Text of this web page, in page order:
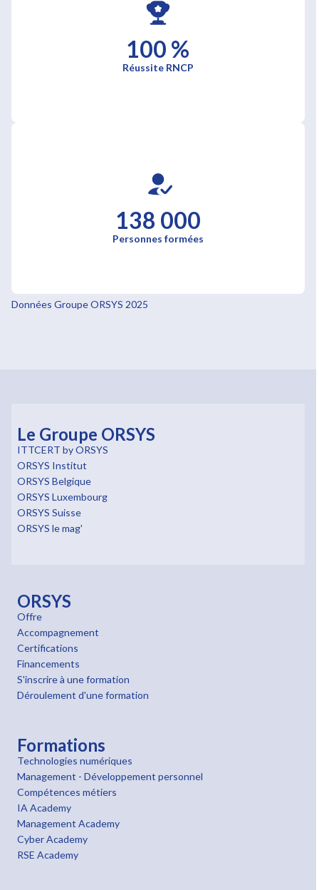
100 %
Réussite RNCP
138 000
Personnes formées
Données Groupe ORSYS 2025
Le Groupe ORSYS
ITTCERT by ORSYS
ORSYS Institut
ORSYS Belgique
ORSYS Luxembourg
ORSYS Suisse
ORSYS le mag'
ORSYS
Offre
Accompagnement
Certifications
Financements
S'inscrire à une formation
Déroulement d'une formation
Formations
Technologies numériques
Management - Développement personnel
Compétences métiers
IA Academy
Management Academy
Cyber Academy
RSE Academy